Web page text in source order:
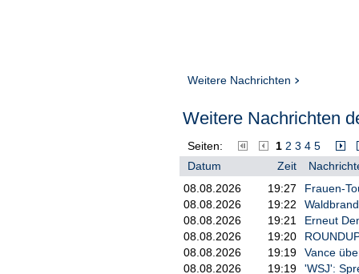
Weitere Nachrichten
Weitere Nachrichten
Seiten: 1 2 3 4 5
Datum
Zeit
08.08.2026
19:27
Frauen-
08.08.2026
19:22
08.08.2026
19:21
Erneut
08.08.2026
19:20
08.08.2026
19:19
Vance
08.08.2026
19:19
'WSJ':